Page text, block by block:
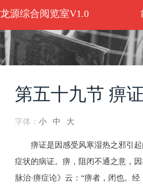
龙源综合阅览室V1.0
第五十九节 痹
字体：小 中 大
痹证是因感受风寒湿热之邪引
症状的病证。痹，阻闭不通之意，
脉治·痹症论》云：“痹者，闭也。经